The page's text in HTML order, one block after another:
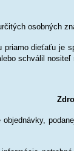
osobných
dieťaťu
schválil nositeľ